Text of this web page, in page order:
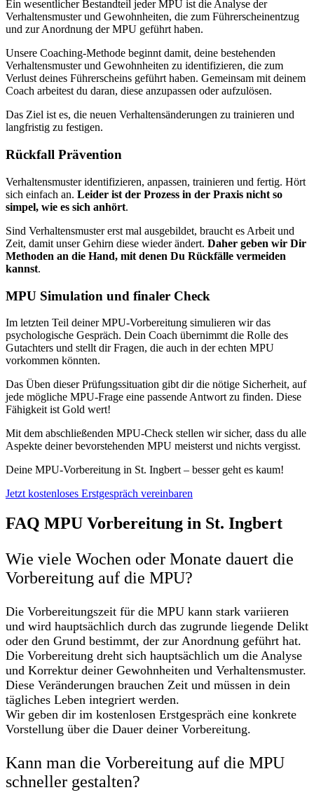
Ein wesentlicher Bestandteil jeder MPU ist die Analyse der
Verhaltensmuster und Gewohnheiten, die zum Führerscheinentzug
und zur Anordnung der MPU geführt haben.
Unsere Coaching-Methode beginnt damit, deine bestehenden
Verhaltensmuster und Gewohnheiten zu identifizieren, die zum
Verlust deines Führerscheins geführt haben. Gemeinsam mit deinem
Coach arbeitest du daran, diese anzupassen oder aufzulösen.
Das Ziel ist es, die neuen Verhaltensänderungen zu trainieren und
langfristig zu festigen.
Rückfall Prävention
Verhaltensmuster identifizieren, anpassen, trainieren und fertig. Hört
sich einfach an. Leider ist der Prozess in der Praxis nicht so
simpel, wie es sich anhört.
Sind Verhaltensmuster erst mal ausgebildet, braucht es Arbeit und
Zeit, damit unser Gehirn diese wieder ändert. Daher geben wir Dir
Methoden an die Hand, mit denen Du Rückfälle vermeiden
kannst.
MPU Simulation und finaler Check
Im letzten Teil deiner MPU-Vorbereitung simulieren wir das
psychologische Gespräch. Dein Coach übernimmt die Rolle des
Gutachters und stellt dir Fragen, die auch in der echten MPU
vorkommen könnten.
Das Üben dieser Prüfungssituation gibt dir die nötige Sicherheit, auf
jede mögliche MPU-Frage eine passende Antwort zu finden. Diese
Fähigkeit ist Gold wert!
Mit dem abschließenden MPU-Check stellen wir sicher, dass du alle
Aspekte deiner bevorstehenden MPU meisterst und nichts vergisst.
Deine MPU-Vorbereitung in St. Ingbert – besser geht es kaum!
Jetzt kostenloses Erstgespräch vereinbaren
FAQ MPU Vorbereitung in St. Ingbert
Wie viele Wochen oder Monate dauert die
Vorbereitung auf die MPU?
Die Vorbereitungszeit für die MPU kann stark variieren
und wird hauptsächlich durch das zugrunde liegende Delikt
oder den Grund bestimmt, der zur Anordnung geführt hat.
Die Vorbereitung dreht sich hauptsächlich um die Analyse
und Korrektur deiner Gewohnheiten und Verhaltensmuster.
Diese Veränderungen brauchen Zeit und müssen in dein
tägliches Leben integriert werden.
Wir geben dir im kostenlosen Erstgespräch eine konkrete
Vorstellung über die Dauer deiner Vorbereitung.
Kann man die Vorbereitung auf die MPU
schneller gestalten?